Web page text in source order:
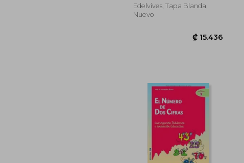
Edelvives, Tapa Blanda,
Nuevo